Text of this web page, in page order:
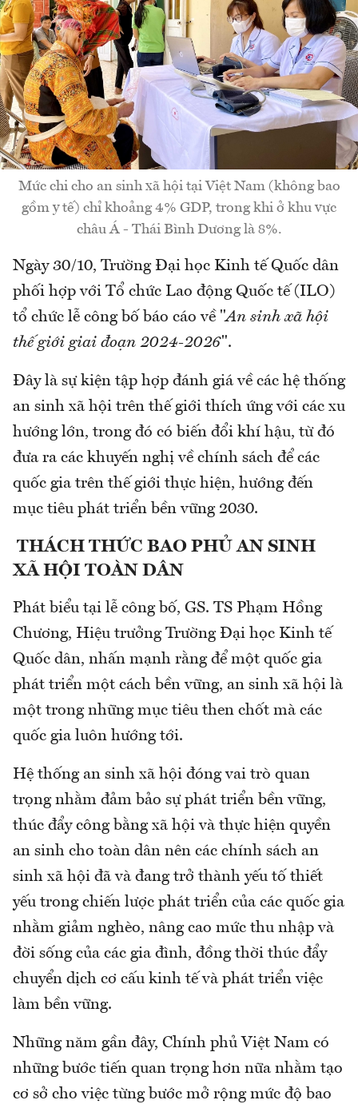
Mức chi cho an sinh xã hội tại Việt Nam (không bao
gồm y tế) chỉ khoảng 4% GDP, trong khi ở khu vực
châu Á - Thái Bình Dương là 8%.
Ngày 30/10, Trường Đại học Kinh tế Quốc dân
phối hợp với Tổ chức Lao động Quốc tế (ILO)
tổ chức lễ công bố báo cáo về "An sinh xã hội
thế giới giai đoạn 2024-2026".
Đây là sự kiện tập hợp đánh giá về các hệ thống
an sinh xã hội trên thế giới thích ứng với các xu
hướng lớn, trong đó có biến đổi khí hậu, từ đó
đưa ra các khuyến nghị về chính sách để các
quốc gia trên thế giới thực hiện, hướng đến
mục tiêu phát triển bền vững 2030.
THÁCH THỨC BAO PHỦ AN SINH
XÃ HỘI TOÀN DÂN
Phát biểu tại lễ công bố, GS. TS Phạm Hồng
Chương, Hiệu trưởng Trường Đại học Kinh tế
Quốc dân, nhấn mạnh rằng để một quốc gia
phát triển một cách bền vững, an sinh xã hội là
một trong những mục tiêu then chốt mà các
quốc gia luôn hướng tới.
Hệ thống an sinh xã hội đóng vai trò quan
trọng nhằm đảm bảo sự phát triển bền vững,
thúc đẩy công bằng xã hội và thực hiện quyền
an sinh cho toàn dân nên các chính sách an
sinh xã hội đã và đang trở thành yếu tố thiết
yếu trong chiến lược phát triển của các quốc gia
nhằm giảm nghèo, nâng cao mức thu nhập và
đời sống của các gia đình, đồng thời thúc đẩy
chuyển dịch cơ cấu kinh tế và phát triển việc
làm bền vững.
Những năm gần đây, Chính phủ Việt Nam có
những bước tiến quan trọng hơn nữa nhằm tạo
cơ sở cho việc từng bước mở rộng mức độ bao